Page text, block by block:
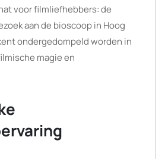
voor filmliefhebbers: de
aan de bioscoop in Hoog
ondergedompeld worden in
magie en